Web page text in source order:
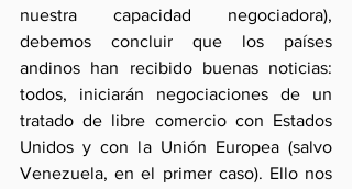
nuestra capacidad negociadora),
debemos concluir que los países
andinos han recibido buenas noticias:
todos, iniciarán negociaciones de un
tratado de libre comercio con Estados
Unidos y con la Unión Europea (salvo
Venezuela, en el primer caso). Ello nos